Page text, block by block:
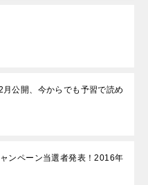
月公開、今からでも予習で読め
ンペーン当選者発表！2016年